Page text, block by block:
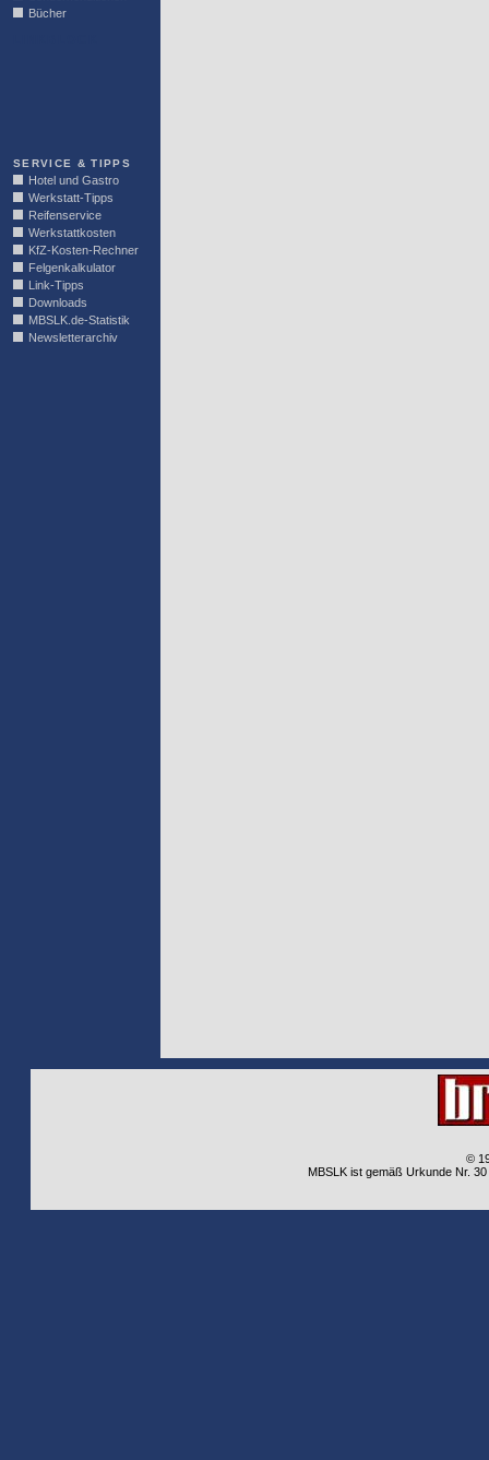
Bücher
SERVICE & TIPPS
Hotel und Gastro
Werkstatt-Tipps
Reifenservice
Werkstattkosten
KfZ-Kosten-Rechner
Felgenkalkulator
Link-Tipps
Downloads
MBSLK.de-Statistik
Newsletterarchiv
©
MBSLK ist gemäß Urkunde Nr.